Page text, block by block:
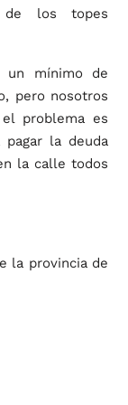
de los topes
un mínimo de
pero nosotros
problema es
la deuda
la calle todos
la provincia de